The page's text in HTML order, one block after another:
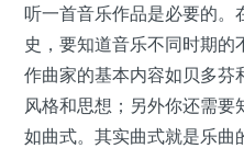
听一首音乐作品是必要的。
史，要知道音乐不同时期
作曲家的基本内容如贝多芬
风格和思想；另外你还需
如曲式。其实曲式就是乐曲